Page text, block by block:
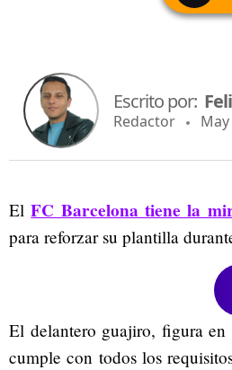
Escrito por:
Redactor May
ElFC Barcelona tiene la
para reforzar su plantilla
El delantero guajiro, figura
cumple con todos los